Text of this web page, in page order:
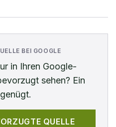
BEI GOOGLE
in Ihren Google-
sehen? Ein
QUELLE